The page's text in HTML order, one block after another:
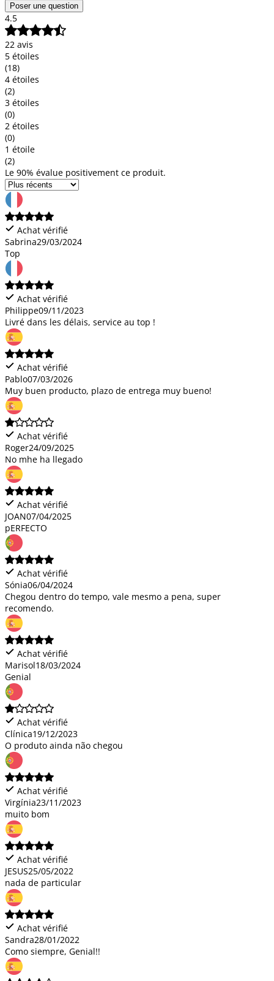
Poser une question
4.5
22 avis
5 étoiles
(18)
4 étoiles
(2)
3 étoiles
(0)
2 étoiles
(0)
1 étoile
(2)
Le 90% évalue positivement ce produit.
Achat vérifié
Sabrina29/03/2024
Top
Achat vérifié
Philippe09/11/2023
Livré dans les délais, service au top !
Achat vérifié
Pablo07/03/2026
Muy buen producto, plazo de entrega muy bueno!
Achat vérifié
Roger24/09/2025
No mhe ha llegado
Achat vérifié
JOAN07/04/2025
pERFECTO
Achat vérifié
Sónia06/04/2024
Chegou dentro do tempo, vale mesmo a pena, super
recomendo.
Achat vérifié
Marisol18/03/2024
Genial
Achat vérifié
Clínica19/12/2023
O produto ainda não chegou
Achat vérifié
Virgínia23/11/2023
muito bom
Achat vérifié
JESUS25/05/2022
nada de particular
Achat vérifié
Sandra28/01/2022
Como siempre, Genial!!